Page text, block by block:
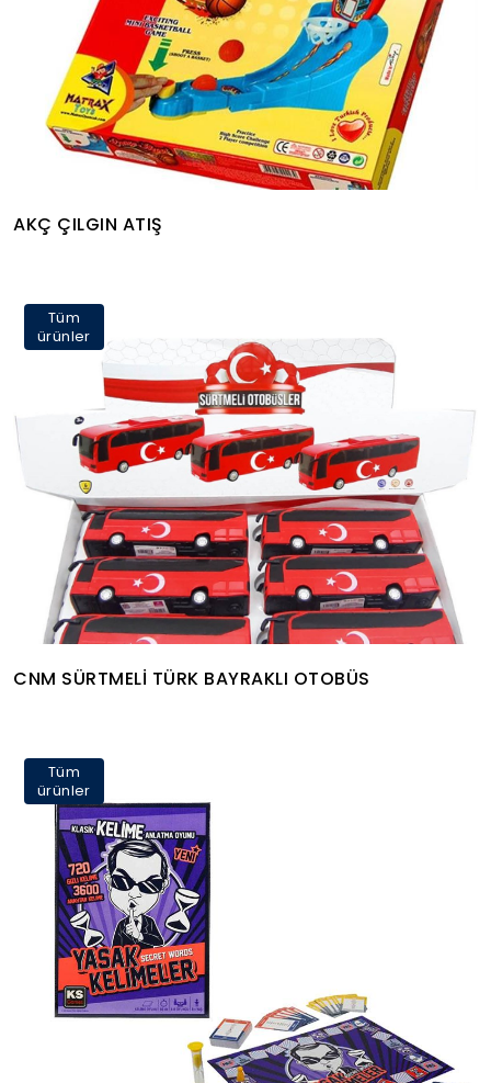
AKÇ ÇILGIN ATIŞ
Tüm
ürünler
CNM SÜRTMELİ TÜRK BAYRAKLI OTOBÜS
Tüm
ürünler